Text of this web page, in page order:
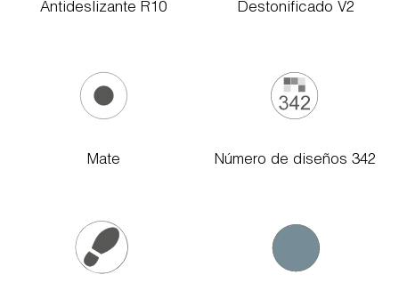
Antideslizante R10 Destonificado V2
Mate Número de diseños 342